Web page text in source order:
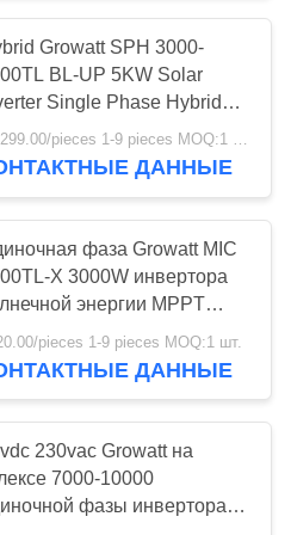
Growatt SPH 3000-
BL-UP 5KW Solar
Single Phase Hybrid
$1,299.00/pieces 1-9 pieces MOQ:1 шт.
ДАННЫЕ
фаза Growatt MIC
X 3000W инвертора
энергии MPPT
на инверторе
3kw решетки
pieces 1-9 pieces MOQ:1 шт.
ДАННЫЕ
230vac Growatt на
7000-10000
фазы инвертора